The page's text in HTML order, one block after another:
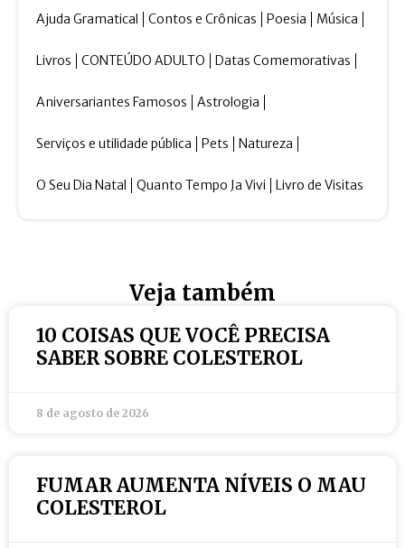
Ajuda Gramatical Contos e Crônicas Poesia Música
Livros CONTEÚDO ADULTO Datas Comemorativas
Aniversariantes Famosos Astrologia
Serviços e utilidade pública Pets Natureza
O Seu Dia Natal Quanto Tempo Ja Vivi Livro de Visitas
Veja também
10 COISAS QUE VOCÊ PRECISA
SABER SOBRE COLESTEROL
8 de agosto de 2026
FUMAR AUMENTA NÍVEIS O MAU
COLESTEROL